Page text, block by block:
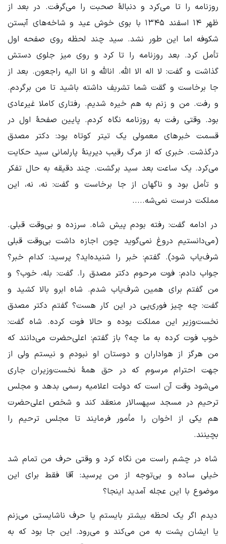
روزنامه را تا می‌کرد و دنبالۀ صحبت را می‌گرفت. در بعد از
ظهر ۱۴ اسفند ۱۳۴۵ با بوی خوش عید و شاخه‌های آبستن
شکوفه اما این طور نشد. سید چند لحظه روی صفحه اول
تأمل کرد. بعد روزنامه را تا کرد و روی میز جلوی دستش
گذاشت و گفت: لا اله الا الله. انالله و انا الیه راجعون. بعد از
جا برخاست و گقت شما تشریف داشته باشید تا من برگردم.
و رفت. من و زنم به هم خیره شدیم. رفتاری کاملا غیرعادی
بود. وقتی رفت به روزنامه نگاه کردم. پایین صفحۀ اول در
قسمت خبرهای معمولی یک تیتر کوتاه بود: دکتر مصدق
درگذشت. خبری که از مرگ رقیب دیرینۀ پارلمانی سید حکایت
می‌کرد. یک ساعت بعد سید برگشت. چند دقیقه به حال تفکر
و تأمل بود و ناگهان از جا برخاست و گفت: نه، نه، این
مملکت درست نمی‌شه.....
در ادامه گفت: رفته بودم پیش شاه. سرزده و بی‌وقت قبلی.
(‌می‌دانستیم دروغ نمی‌گوید چون اجازه داشت بی‌وقت قبلی
شرف‌یاب شود). گفتم: خبر را شنیده‌اید؟ پرسید: کدام خبر؟
جواب دادم: فوت مرحوم دکتر مصدق را. گفت: بله، خوب؟ و
من گفتم برای همین شرف‌یاب شدم. شاه ابرو بالا کشید و
گفت: چه چیز فوری‌یی در این کار هست؟ گفتم دکتر مصدق
نخست‌وزیر این مملکت بوده و حالا فوت کرده. شاه گفت:
خوب فوت کرده به ما چه؟ باز گفتم: اعلی‌حضرت می‌دانند که
من هرگز از هواداران و دوستان او نبودم و نیستم ولی از
جهت احترام مرسوم که در حق همۀ نخست‌وزیران جاری
می‌شود وقت آن است که دولت اعلامیه رسمی بدهد و مجلس
ترحیم در مسجد سپهسالار منعقد کند و شخص اعلی‌حضرت
هم یکی از اخوان را مأمور فرمایند تا مجلس ترحیم را
بچینند.
شاه در چشم راست من نگاه کرد و وقتی حرف من تمام شد
خیلی ساده و بی‌توجه از من پرسید: آقا فقط برای این
موضوع با این عجله آمدید اینجا؟
دیدم اگر یک لحظه بیشتر بایستم یا حرف ناشایستی می‌زنم
یا ایشان پشت به من می‌کند و می‌رود. این جا بود که به